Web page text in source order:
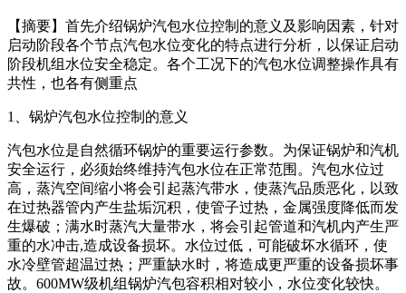
【摘要】首先介绍锅炉汽包水位控制的意义及影响因素，针对
启动阶段各个节点汽包水位变化的特点进行分析，以保证启动
阶段机组水位安全稳定。各个工况下的汽包水位调整操作具有
共性，也各有侧重点
1、锅炉汽包水位控制的意义
汽包水位是自然循环锅炉的重要运行参数。为保证锅炉和汽机
安全运行，必须始终维持汽包水位在正常范围。汽包水位过
高，蒸汽空间缩小将会引起蒸汽带水，使蒸汽品质恶化，以致
在过热器管内产生盐垢沉积，使管子过热，金属强度降低而发
生爆破；满水时蒸汽大量带水，将会引起管道和汽机内产生严
重的水冲击,造成设备损坏。水位过低，可能破坏水循环，使
水冷壁管超温过热；严重缺水时，将造成更严重的设备损坏事
故。600MW级机组锅炉汽包容积相对较小，水位变化较快。